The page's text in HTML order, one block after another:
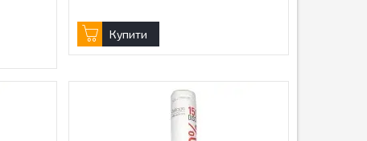
Купити